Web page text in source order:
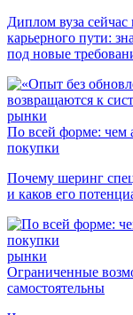
Диплом вуза сейчас
карьерного пути:
под новые
рынки
По всей форме: чем
покупки
Почему шеринг
и каков его
рынки
Ограниченные
самостоятельны